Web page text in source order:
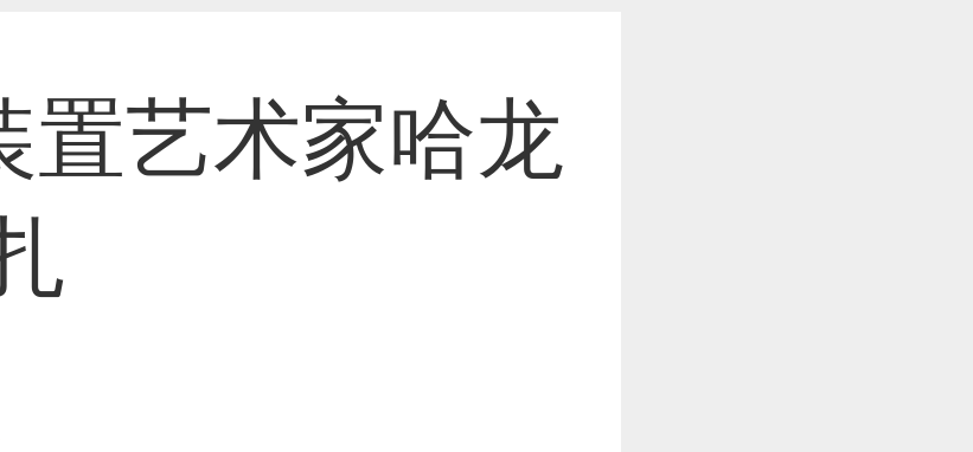
用户作品已成功备案！
用户作品已成功备案！
用户作品已成功备案！
置艺术家哈龙